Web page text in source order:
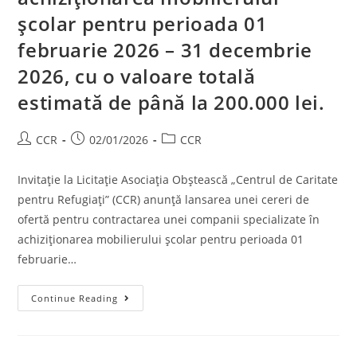
școlar pentru perioada 01
februarie 2026 – 31 decembrie
2026, cu o valoare totală
estimată de până la 200.000 lei.
CCR 02/01/2026 CCR
Invitație la Licitație Asociația Obștească „Centrul de Caritate
pentru Refugiați” (CCR) anunță lansarea unei cereri de
ofertă pentru contractarea unei companii specializate în
achiziționarea mobilierului școlar pentru perioada 01
februarie…
Continue Reading